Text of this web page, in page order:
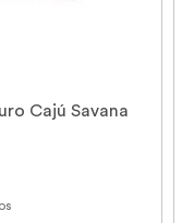
Cajú Savana